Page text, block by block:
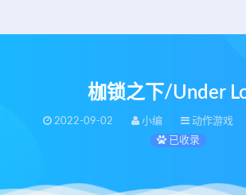
枷锁之下/Under
2022-09-02 小编 动作游戏
已收录